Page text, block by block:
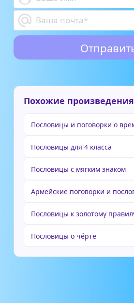
Похожие произведения
Пословицы и поговорки о
Пословицы для 4 класса
Пословицы с мягким знаком
Армейские поговорки и
Пословицы к золотому
Пословицы о чёрте